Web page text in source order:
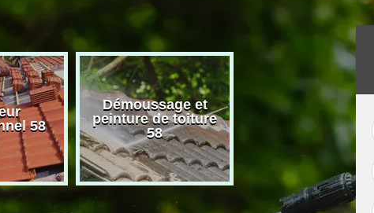
58
Démoussage et
peinture de toiture
58
Nettoyage et
traitement de
toiture 58